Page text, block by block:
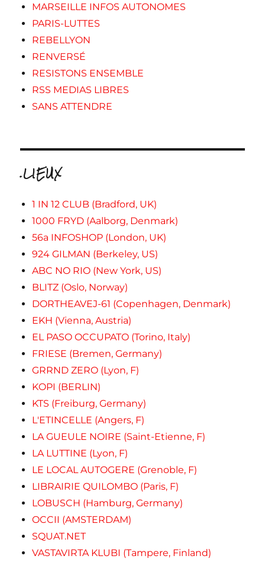
MARSEILLE INFOS AUTONOMES
PARIS-LUTTES
REBELLYON
RENVERSÉ
RESISTONS ENSEMBLE
RSS MEDIAS LIBRES
SANS ATTENDRE
.LIEUX
1 IN 12 CLUB (Bradford, UK)
1000 FRYD (Aalborg, Denmark)
56a INFOSHOP (London, UK)
924 GILMAN (Berkeley, US)
ABC NO RIO (New York, US)
BLITZ (Oslo, Norway)
DORTHEAVEJ-61 (Copenhagen, Denmark)
EKH (Vienna, Austria)
EL PASO OCCUPATO (Torino, Italy)
FRIESE (Bremen, Germany)
GRRND ZERO (Lyon, F)
KOPI (BERLIN)
KTS (Freiburg, Germany)
L'ETINCELLE (Angers, F)
LA GUEULE NOIRE (Saint-Etienne, F)
LA LUTTINE (Lyon, F)
LE LOCAL AUTOGERE (Grenoble, F)
LIBRAIRIE QUILOMBO (Paris, F)
LOBUSCH (Hamburg, Germany)
OCCII (AMSTERDAM)
SQUAT.NET
VASTAVIRTA KLUBI (Tampere, Finland)